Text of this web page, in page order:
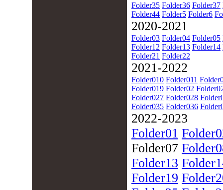
Folder35 Folder36 Folder37
Folder44 Folder5 Folder6
2020-2021
Folder03 Folder04 Folder05
Folder12 Folder13 Folder14
Folder21 Folder22
2021-2022
Folder010 Folder011
Folder019 Folder02
Folder027 Folder028
Folder035 Folder036
2022-2023
Folder01
Folder07
Folder13
Folder19